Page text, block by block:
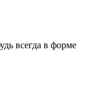
всегда в форме